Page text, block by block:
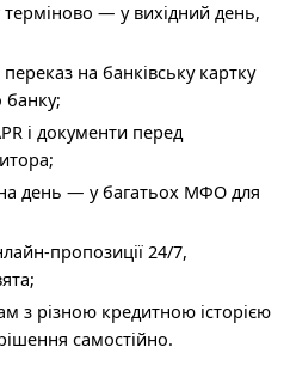
терміново — у вихідний день,
на банківську картку
банку;
і документи перед
день — у багатьох МФО для
пропозиції 24/7,
з різною кредитною історією
самостійно.